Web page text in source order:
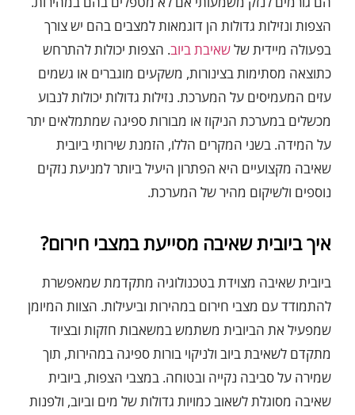
הצפות ונזילות גדולות הן דוגמאות למצבים בהם יש צורך
בפעולה מיידית שלשאיבת ביוב. הצפות יכולות להתרחש
כתוצאה מסתימות בצינורות, משקעים מוגברים או גשמים
עזים המעמיסים על המערכת. נזילות גדולות יכולות לנבוע
מכשלים במערכת הניקוז או מבורות ספיגה שמתמלאים יתר
על המידה. בשני המקרים הללו, הזמנת שירותי ביובית
שאיבה מקצועיים היא הפתרון היעיל ביותר למניעת נזקים
נוספים ולשיקום מהיר של המערכת.
איך ביובית שאיבה מסייעת במצבי חירום?
ביובית שאיבה מצוידת בטכנולוגיה מתקדמת שמאפשרת
להתמודד עם מצבי חירום במהירות וביעילות. הצוות המיומן
שמפעיל את הביובית משתמש במשאבות חזקות ובציוד
מתקדם לשאיבת ביוב ולניקוי בורות ספיגה במהירות, תוך
שמירה על סביבה נקייה ובטוחה. במצבי הצפות, ביובית
שאיבה מסוגלת לשאוב כמויות גדולות של מים וביוב, ולפנות